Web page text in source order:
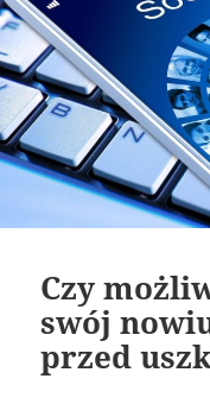
Czy
swój
przed